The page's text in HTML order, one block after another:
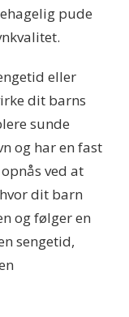
pude
eller
dit barns
sunde
og har en fast
ved at
dit barn
og følger en
sengetid,